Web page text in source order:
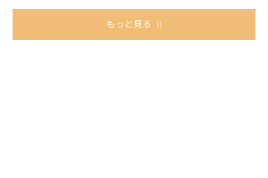
もっと見る